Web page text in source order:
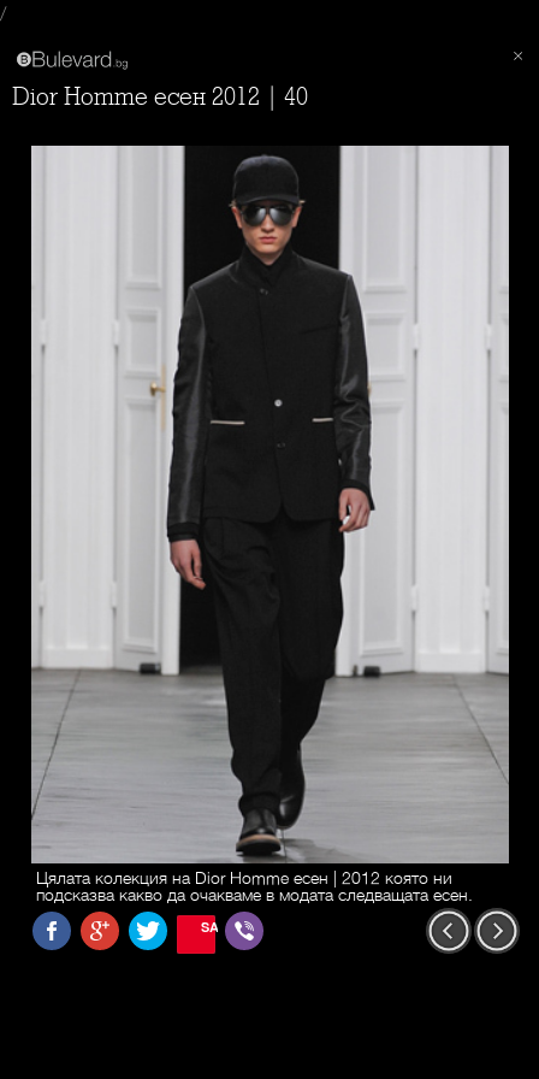
/
Dior Homme есен 2012 | 40
Цялата колекция на Dior Homme есен | 2012 която ни
подсказва какво да очакваме в модата следващата есен.
SAVE